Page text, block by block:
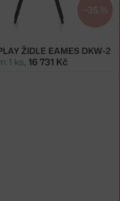
−35 %
ŽIDLE EAMES DKW-2
1 ks, 16 731 Kč